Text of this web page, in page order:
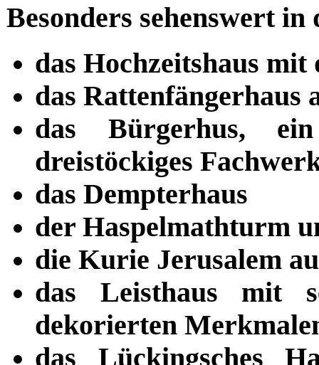
Besonders sehenswert
das Hochzeitshaus mit
das Rattenfängerhaus
das Bürgerhus,
dreistöckiges
das Dempterhaus
der Haspelmathturm
die Kurie Jerusalem
das Leisthaus mit
dekorierten
das Lückingsches